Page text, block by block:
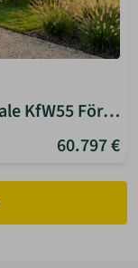
Wohncontainer 12 x 4 m - optionale KfW55 Förderung
60.797 €